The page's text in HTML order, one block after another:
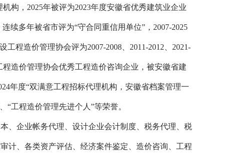
构，2025年被评为2023年度安徽省优秀建筑业企业
续多年被省市评为“守合同重信用单位”，2007-2025
程造价管理协会评为2007-2008、2011-2012、2021-
造价管理协会优秀工程造价咨询企业，被安徽省建
年度“双满意工程招标代理机构，安徽省档案管理一
工程造价管理先进个人”等荣誉。
、企业帐务代理、设计企业会计制度、税务代理、税
计、各类资产评估、经济案件鉴定、造价咨询、工程